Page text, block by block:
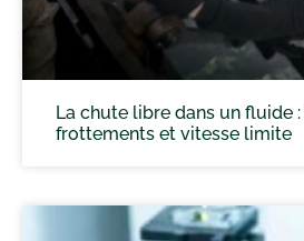
La chute libre dans un fluide
frottements et vitesse limite